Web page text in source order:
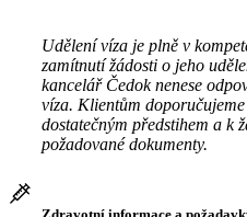
Udělení víza je plně v
zamítnutí žádosti o jeho
kancelář Čedok nenese
víza. Klientům
dostatečným předstihem a k
požadované dokumenty.